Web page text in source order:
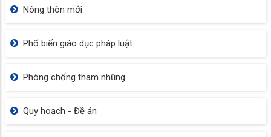
Nông thôn mới
Phổ biến giáo dục pháp luật
Phòng chống tham nhũng
Quy hoạch - Đề án